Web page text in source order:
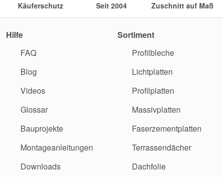
Käuferschutz Seit 2004 Zuschnitt auf Maß
Hilfe
FAQ
Blog
Videos
Glossar
Bauprojekte
Montageanleitungen
Downloads
Sortiment
Profilbleche
Lichtplatten
Profilplatten
Massivplatten
Faserzementplatten
Terrassendächer
Dachfolie